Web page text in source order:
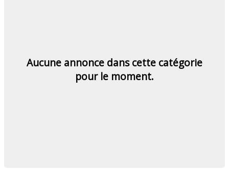
Aucune annonce dans cette catégorie
pour le moment.